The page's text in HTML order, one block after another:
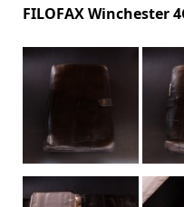
FILOFAX Winchester